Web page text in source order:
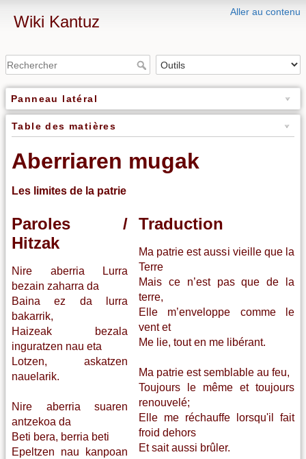
Aller au contenu
Wiki Kantuz
Panneau latéral
Table des matières
Aberriaren mugak
Les limites de la patrie
Paroles /
Hitzak
Nire aberria Lurra
bezain zaharra da
Baina ez da lurra
bakarrik,
Haizeak bezala
inguratzen nau eta
Lotzen, askatzen
nauelarik.
Nire aberria suaren
antzekoa da
Beti bera, berria beti
Epeltzen nau kanpoan
Traduction
Ma patrie est aussi vieille que la
Terre
Mais ce n’est pas que de la
terre,
Elle m’enveloppe comme le
vent et
Me lie, tout en me libérant.
Ma patrie est semblable au feu,
Toujours le même et toujours
renouvelé;
Elle me réchauffe lorsqu'il fait
froid dehors
Et sait aussi brûler.